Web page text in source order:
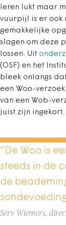
leren lukt maar
vuurpijl is er ook
gemakkelijke
slagen om deze
lossen. Uit
(OSF) en het
bleek onlangs
een Woo-
van een Wob-
juist zijn ingekort.
“De Woo is
steeds in de
de
Serv Wiemers,